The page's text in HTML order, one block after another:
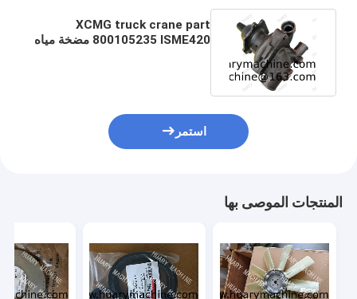
XCMG truck crane part
800105235 ISME420 مضخة مياه
استمر
المنتجات الموصى بها